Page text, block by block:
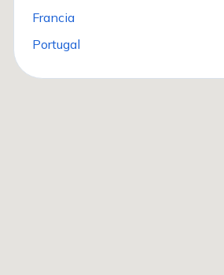
Francia
Portugal